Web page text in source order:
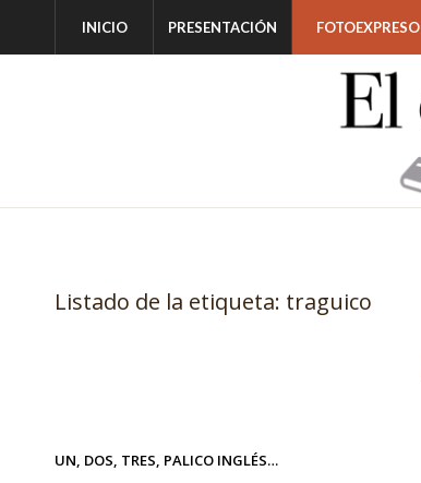
INICIO PRESENTACIÓN FOTOEXPRESO
Listado de la etiqueta: traguico
UN, DOS, TRES, PALICO INGLÉS…